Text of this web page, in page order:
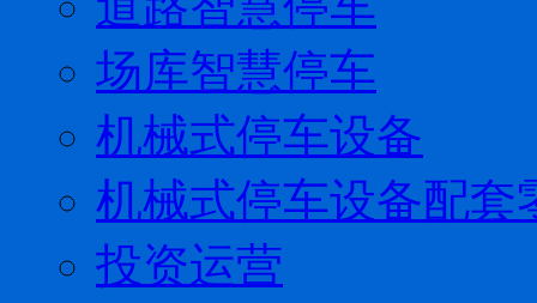
场库智慧停车
机械式停车设备
机械式停车设备配套
投资运营